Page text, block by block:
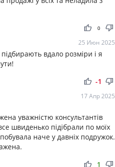
thumb_up thumb_down
0
25 Июн 2025
вдало розміри і я
thumb_up thumb_down
-1
17 Апр 2025
уважністю консультантів
швиденько підібрали по моїх
наче у давніх подружок.
thumb_up thumb_down
1